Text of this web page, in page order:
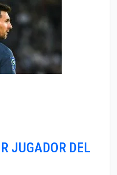
JUGADOR DEL